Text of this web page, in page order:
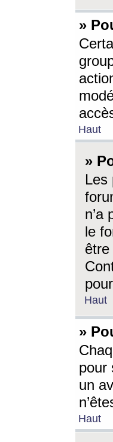
»
Haut
»
Les
n’a
le
Haut
»
pour
un
Haut